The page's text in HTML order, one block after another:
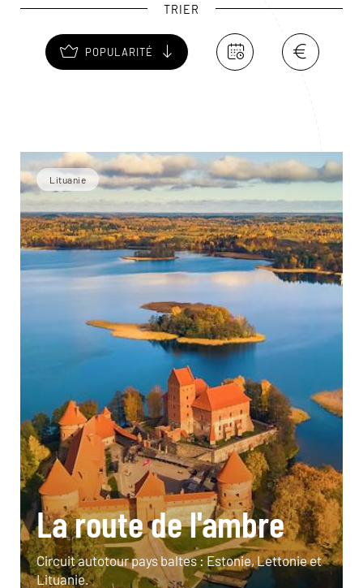
TRIER
POPULARITÉ
Lituanie
La route de l'ambre
Circuit autotour pays baltes : Estonie, Lettonie et
Lituanie.